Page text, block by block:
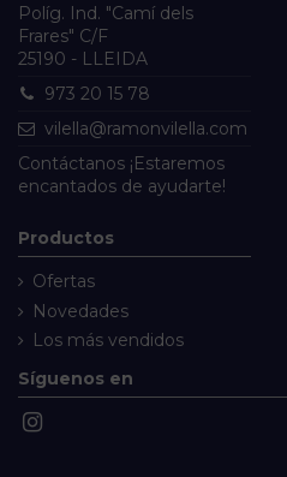
Políg. Ind. "Camí dels
Frares" C/F
25190 - LLEIDA
973 20 15 78
vilella@ramonvilella.com
Contáctanos ¡Estaremos
encantados de ayudarte!
Productos
Ofertas
Novedades
Los más vendidos
Síguenos en